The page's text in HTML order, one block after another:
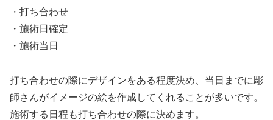
・打ち合わせ
・施術日確定
・施術当日
打ち合わせの際にデザインをある程度決め、当日までに彫
師さんがイメージの絵を作成してくれることが多いです。
施術する日程も打ち合わせの際に決めます。